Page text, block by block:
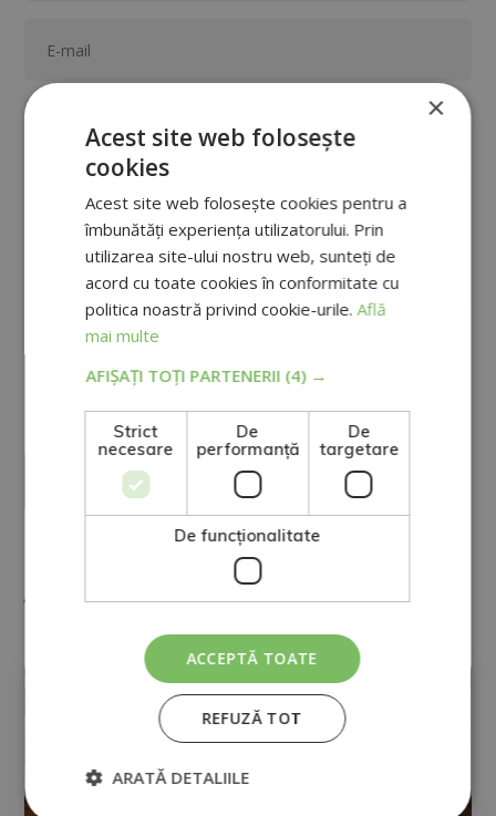
GRUPO TARRACO DE ESCUELAS DE FORMACIÓN DE POSTGRADO, S.L., CIF:
Pineda, Tarragona.
Scopul Prelucrării: Prelucrăm informațiile pe care ni le furnizați pentru a
tipuri de produse care ar putea fi de interes pentru dumneavoastră.
Legitimarea prelucrării datelor: Consimțământul persoanei vizate.
Drepturi: Vă puteți exercita drepturile, identificându-vă la următoarea
adresă direccion@grupotarraco.com
Pentru mai multe informații, consultați politica noastră de
Doriți să primiți informații comerciale (prin telefon și/sau e-mail):
Alte certificări
×
Acest site web folosește
cookies
Acest site web folosește cookies pentru a
îmbunătăți experiența utilizatorului. Prin
utilizarea site-ului nostru web, sunteți de
acord cu toate cookies în conformitate cu
politica noastră privind cookie-urile.Află
mai multe
AFIȘAȚI TOȚI PARTENERII (4) →
Strict
necesare
De
performanță
De
targetare
De funcţionalitate
ACCEPTĂ TOATE
REFUZĂ TOT
ARATĂ DETALIILE